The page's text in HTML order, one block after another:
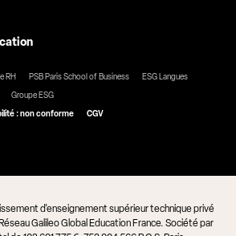
RH PSB Paris School of Business
ESG Langues
Groupe ESG
: non conforme CGV
d'enseignement supérieur technique privé
Galileo Global Education France. Société par